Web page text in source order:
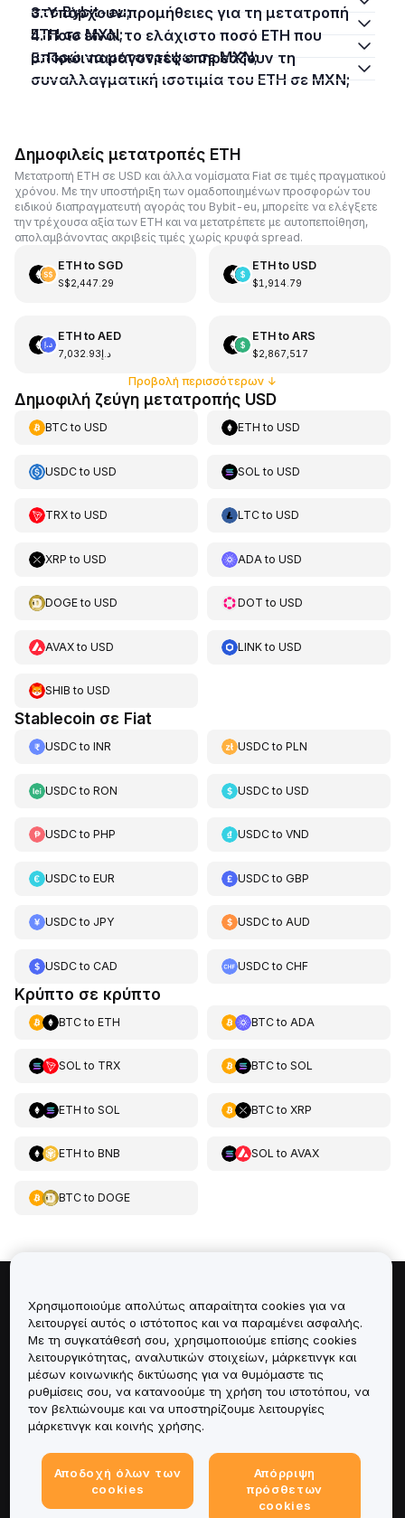
στο Bybit-eu;
3. Υπάρχουν προμήθειες για τη μετατροπή
ETH σε MXN;
4. Ποιο είναι το ελάχιστο ποσό ETH που
μπορώ να μετατρέψω σε MXN;
5. Ποιοι παράγοντες επηρεάζουν τη
συναλλαγματική ισοτιμία του ETH σε MXN;
Δημοφιλείς μετατροπές ETH
Μετατροπή ETH σε USD και άλλα νομίσματα Fiat σε τιμές πραγματικού
χρόνου. Με την υποστήριξη των ομαδοποιημένων προσφορών του
ειδικού διαπραγματευτή αγοράς του Bybit-eu, μπορείτε να ελέγξετε
την τρέχουσα αξία των ETH και να μετατρέπετε με αυτοπεποίθηση,
απολαμβάνοντας ακριβείς τιμές χωρίς κρυφά spread.
ETHto SGD
S$2,447.29
ETHto USD
$1,914.79
ETHto AED
د.إ7,032.93
ETHto ARS
$2,867,517
Προβολή περισσότερων↓
Δημοφιλή ζεύγη μετατροπής USD
BTCto USD ETH toUSD
USDCto USD SOL toUSD
TRXto USD LTCtoUSD
XRP to USD ADA toUSD
DOGEto USD DOT toUSD
AVAXto USD LINKtoUSD
SHIB to USD
Stablecoin σε Fiat
USDCto INR USDCtoPLN
USDCto RON USDCtoUSD
USDCto PHP USDCtoVND
USDCto EUR USDCtoGBP
USDCto JPY USDCtoAUD
USDCto CAD USDCtoCHF
Κρύπτο σε κρύπτο
BTCto ETH BTCto ADA
SOL to TRX BTCto SOL
ETH to SOL BTCto XRP
ETH to BNB SOL to AVAX
BTCto DOGE
Πληροφορίες για
Υπηρεσίες
Υποστήριξη
Προϊόντα
Νομικά
Χρησιμοποιούμε απολύτως απαραίτητα cookies για να
λειτουργεί αυτός ο ιστότοπος και να παραμένει ασφαλής.
Με τη συγκατάθεσή σου, χρησιμοποιούμε επίσης cookies
λειτουργικότητας, αναλυτικών στοιχείων, μάρκετινγκ και
μέσων κοινωνικής δικτύωσης για να θυμόμαστε τις
ρυθμίσεις σου, να κατανοούμε τη χρήση του ιστοτόπου, να
τον βελτιώνουμε και να υποστηρίζουμε λειτουργίες
μάρκετινγκ και κοινής χρήσης.
Αποδοχή όλων των
cookies
Απόρριψη
πρόσθετων
cookies